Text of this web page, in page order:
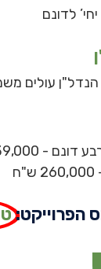
הנדל"ן עולים
- 139,000 ש"ח
הפרוייקט: